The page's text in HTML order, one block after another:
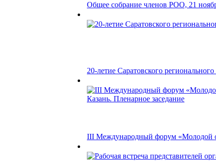
Общее собрание членов РОО, 21
20-летие Саратовского
III Международный форум «Молодой